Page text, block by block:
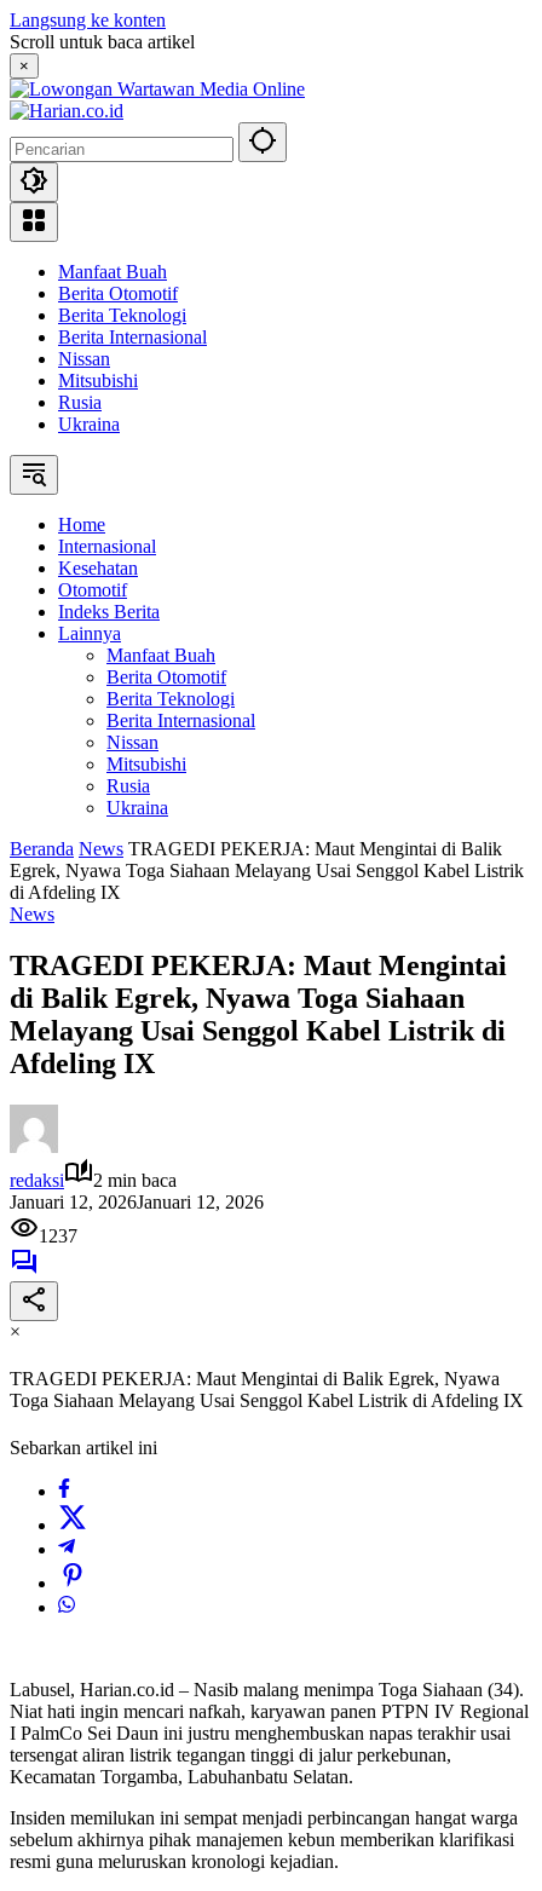
Langsung ke konten
Scroll untuk baca artikel
×
Manfaat Buah
Berita Otomotif
Berita Teknologi
Berita Internasional
Nissan
Mitsubishi
Rusia
Ukraina
Home
Internasional
Kesehatan
Otomotif
Indeks Berita
Lainnya
Manfaat Buah
Berita Otomotif
Berita Teknologi
Berita Internasional
Nissan
Mitsubishi
Rusia
Ukraina
Beranda News TRAGEDI PEKERJA: Maut Mengintai di Balik
Egrek, Nyawa Toga Siahaan Melayang Usai Senggol Kabel Listrik
di Afdeling IX
News
TRAGEDI PEKERJA: Maut Mengintai
di Balik Egrek, Nyawa Toga Siahaan
Melayang Usai Senggol Kabel Listrik di
Afdeling IX
redaksi
2 min baca
Januari 12, 2026Januari 12, 2026
1237
×
TRAGEDI PEKERJA: Maut Mengintai di Balik Egrek, Nyawa
Toga Siahaan Melayang Usai Senggol Kabel Listrik di Afdeling IX
Sebarkan artikel ini
Labusel, Harian.co.id – Nasib malang menimpa Toga Siahaan (34).
Niat hati ingin mencari nafkah, karyawan panen PTPN IV Regional
I PalmCo Sei Daun ini justru menghembuskan napas terakhir usai
tersengat aliran listrik tegangan tinggi di jalur perkebunan,
Kecamatan Torgamba, Labuhanbatu Selatan.
Insiden memilukan ini sempat menjadi perbincangan hangat warga
sebelum akhirnya pihak manajemen kebun memberikan klarifikasi
resmi guna meluruskan kronologi kejadian.